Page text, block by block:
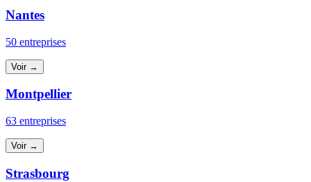
Nantes
50 entreprises
Voir →
Montpellier
63 entreprises
Voir →
Strasbourg